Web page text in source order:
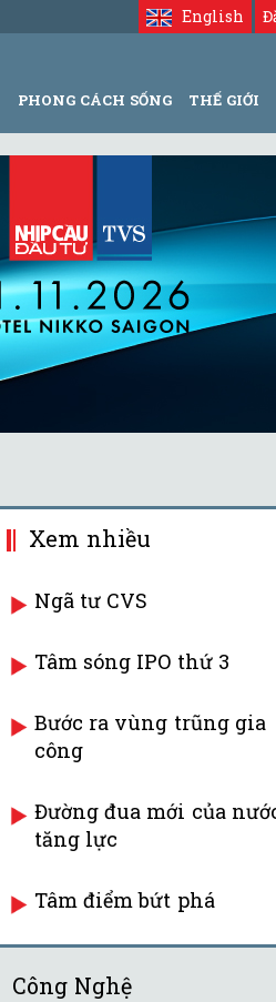
English
PHONG CÁCH SỐNG THẾ GIỚI
Xem nhiều
Ngã tư CVS
Tâm sóng IPO thứ 3
Bước ra vùng trũng gia
công
Đường đua mới của
tăng lực
Tâm điểm bứt phá
Công Nghệ